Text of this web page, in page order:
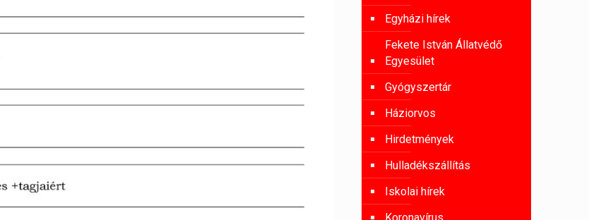
Egyházi hírek
Fekete István Állatvédő
Egyesület
Gyógyszertár
Háziorvos
Hirdetmények
Hulladékszállítás
Iskolai hírek